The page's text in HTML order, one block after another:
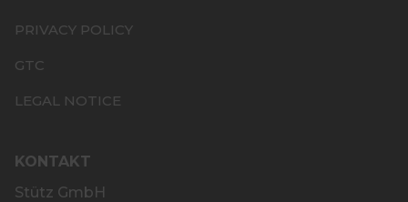
PRIVACY POLICY
GTC
LEGAL NOTICE
KONTAKT
Stütz GmbH